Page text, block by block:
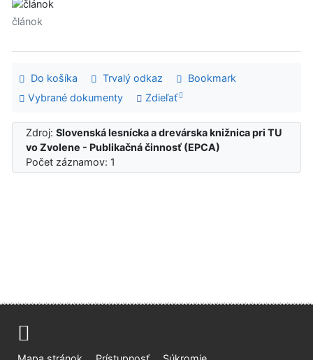
článok
Do košíka Trvalý odkaz
Bookmark
Vybrané dokumenty
Zdieľať
Zdroj:Slovenská lesnícka a drevárska knižnica pri TU
vo Zvolene - Publikačná činnosť (EPCA)
Počet záznamov: 1